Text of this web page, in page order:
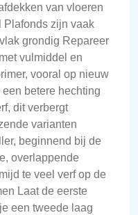
van vloeren
Plafonds zijn vaak
grondig Repareer
vulmiddel en
vooral op nieuw
betere hechting
dit verbergt
varianten
beginnend bij de
overlappende
te veel verf op de
Laat de eerste
een tweede laag